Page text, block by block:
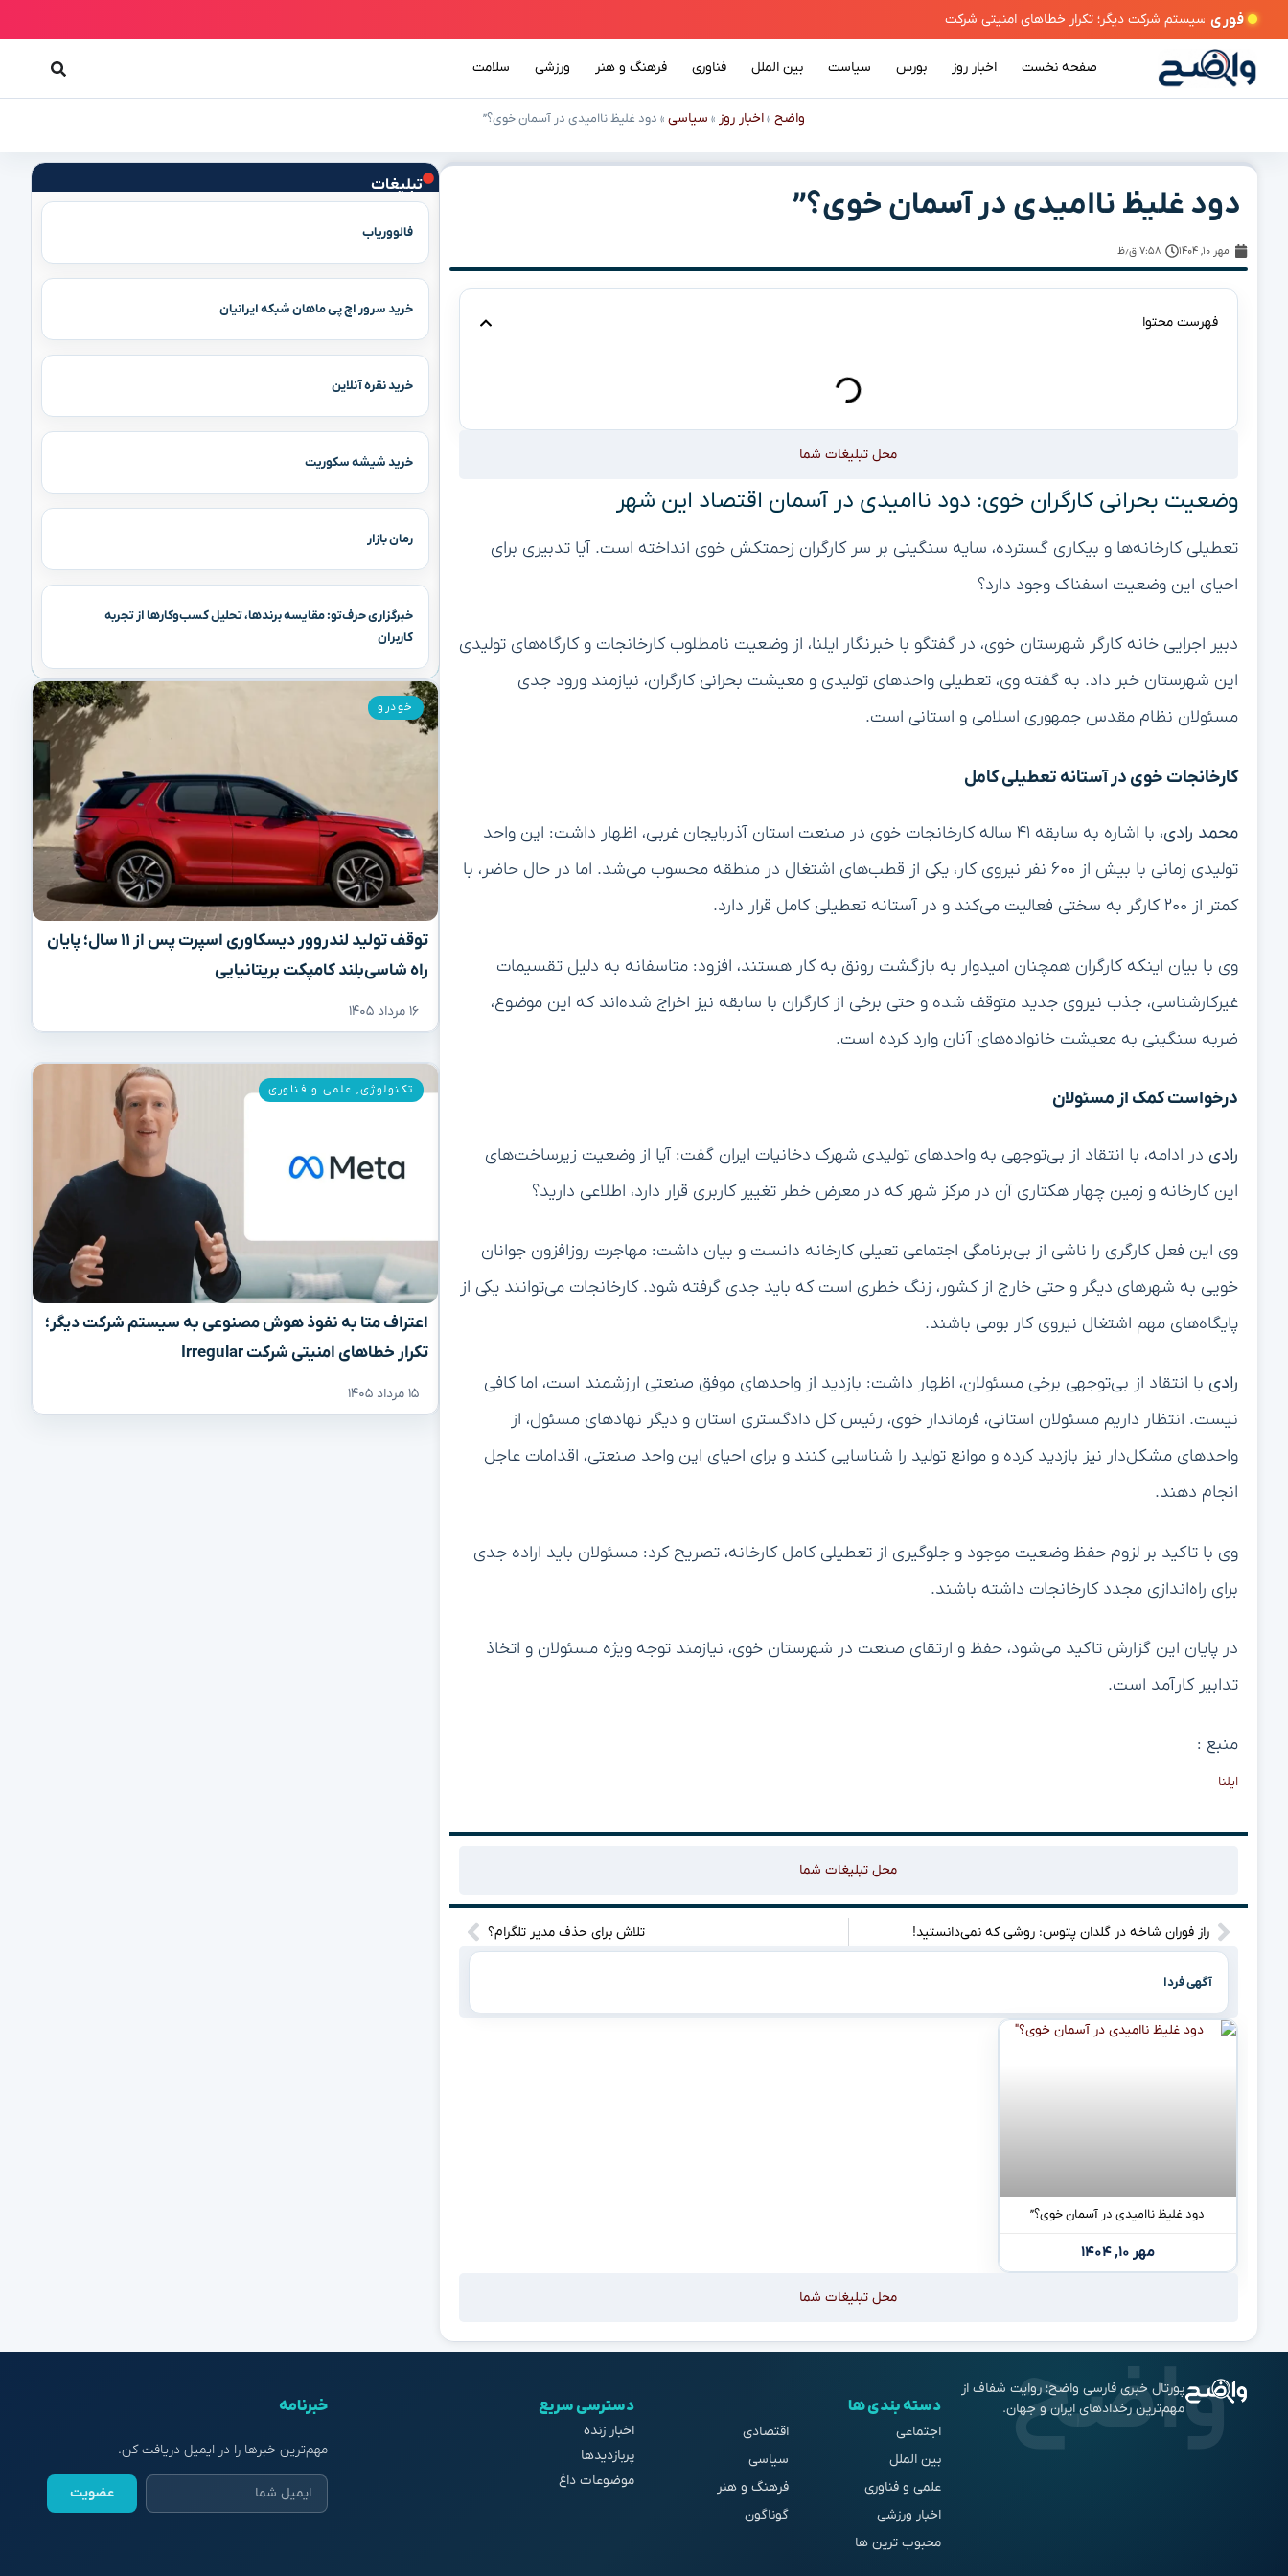
فوری
صفحه نخست اخبار روز بورس سیاست بین الملل فناوری فرهنگ و هنر ورزشی سلامت
واضح »اخبار روز » سیاسی » دود غلیظ ناامیدی در آسمان خوی؟”
تبلیغات
فالووریاب
خرید سرور اچ پی ماهان شبکه ایرانیان
خرید نقره آنلاین
خرید شیشه سکوریت
رمان بازار
خبرگزاری حرف‌تو: مقایسه برندها، تحلیل کسب‌وکارها از تجربه
کاربران
توقف تولید لندروور دیسکاوری اسپرت پس از ۱۱ سال؛ پایان
راه شاسی‌بلند کامپکت بریتانیایی
۱۶ مرداد ۱۴۰۵
خودرو
اعتراف متا به نفوذ هوش مصنوعی به سیستم شرکت دیگر؛
تکرار خطاهای امنیتی شرکت Irregular
۱۵ مرداد ۱۴۰۵
تکنولوژی, علمی و فناوری
دود غلیظ ناامیدی در آسمان خوی؟”
مهر ۱۰, ۱۴۰۴ ۷:۵۸ ق٫ظ
فهرست محتوا
محل تبلیغات شما
وضعیت بحرانی کارگران خوی: دود ناامیدی در آسمان اقتصاد این شهر
تعطیلی کارخانه‌ها و بیکاری گسترده، سایه سنگینی بر سر کارگران زحمتکش خوی انداخته است. آیا تدبیری برای
احیای این وضعیت اسفناک وجود دارد؟
دبیر اجرایی خانه کارگر شهرستان خوی، در گفتگو با خبرنگار ایلنا، از وضعیت نامطلوب کارخانجات و کارگاه‌های تولیدی
این شهرستان خبر داد. به گفته وی، تعطیلی واحدهای تولیدی و معیشت بحرانی کارگران، نیازمند ورود جدی
مسئولان نظام مقدس جمهوری اسلامی و استانی است.
کارخانجات خوی در آستانه تعطیلی کامل
محمد رادی،
با اشاره به سابقه ۴۱ ساله کارخانجات خوی در صنعت استان آذربایجان غربی، اظهار داشت: این واحد
تولیدی زمانی با بیش از ۶۰۰ نفر نیروی کار، یکی از قطب‌های اشتغال در منطقه محسوب می‌شد. اما در حال حاضر، با
کمتر از ۲۰۰ کارگر به سختی فعالیت می‌کند و در آستانه تعطیلی کامل قرار دارد.
وی با بیان اینکه کارگران همچنان امیدوار به بازگشت رونق به کار هستند، افزود: متاسفانه به دلیل تقسیمات
غیرکارشناسی، جذب نیروی جدید متوقف شده و حتی برخی از کارگران با سابقه نیز اخراج شده‌اند که این موضوع،
ضربه سنگینی به معیشت خانواده‌های آنان وارد کرده است.
درخواست کمک از مسئولان
رادی در ادامه، با انتقاد از بی‌توجهی به واحدهای تولیدی شهرک دخانیات ایران گفت: آیا از وضعیت زیرساخت‌های
این کارخانه و زمین چهار هکتاری آن در مرکز شهر که در معرض خطر تغییر کاربری قرار دارد، اطلاعی دارید؟
وی این فعل کارگری را ناشی از بی‌برنامگی اجتماعی تعیلی کارخانه دانست و بیان داشت: مهاجرت روزافزون جوانان
خویی به شهرهای دیگر و حتی خارج از کشور، زنگ خطری است که باید جدی گرفته شود. کارخانجات می‌توانند یکی از
پایگاه‌های مهم اشتغال نیروی کار بومی باشند.
رادی با انتقاد از بی‌توجهی برخی مسئولان، اظهار داشت: بازدید از واحدهای موفق صنعتی ارزشمند است، اما کافی
نیست. انتظار داریم مسئولان استانی، فرماندار خوی، رئیس کل دادگستری استان و دیگر نهادهای مسئول، از
واحدهای مشکل‌دار نیز بازدید کرده و موانع تولید را شناسایی کنند و برای احیای این واحد صنعتی، اقدامات عاجل
انجام دهند.
وی با تاکید بر لزوم حفظ وضعیت موجود و جلوگیری از تعطیلی کامل کارخانه، تصریح کرد: مسئولان باید اراده جدی
برای راه‌اندازی مجدد کارخانجات داشته باشند.
در پایان این گزارش تاکید می‌شود، حفظ و ارتقای صنعت در شهرستان خوی، نیازمند توجه ویژه مسئولان و اتخاذ
تدابیر کارآمد است.
منبع :
ایلنا
محل تبلیغات شما
راز فوران شاخه در گلدان پتوس: روشی که نمی‌دانستید! تلاش برای حذف مدیر تلگرام؟
آگهی فردا
دود غلیظ ناامیدی در آسمان خوی؟”
مهر ۱۰, ۱۴۰۴
محل تبلیغات شما
پورتال خبری فارسی واضح؛ روایت شفاف از
مهم‌ترین رخدادهای ایران و جهان.
دسته بندی ها
اجتماعی
اقتصادی
بین الملل
سیاسی
علمی و فناوری
فرهنگ و هنر
اخبار ورزشی
گوناگون
محبوب ترین ها
دسترسی سریع
اخبار زنده
پربازدیدها
موضوعات داغ
خبرنامه
مهم‌ترین خبرها را در ایمیل دریافت کن.
عضویت